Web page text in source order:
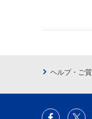
ヘルプ・ご